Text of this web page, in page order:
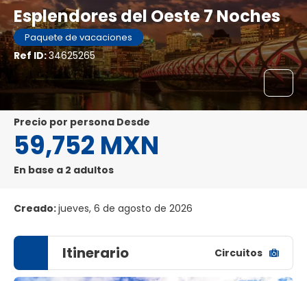
Esplendores del Oeste 7 Noches
Paquete de vacaciones
Ref ID:34625265
precio por persona Desde
59,752 MXN
En base a 2 adultos
Creado:jueves, 6 de agosto de 2026
Itinerario Circuitos